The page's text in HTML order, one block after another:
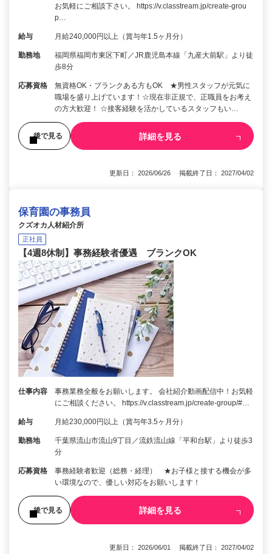
お気軽にご相談下さい。 https://v.classtream.jp/create-grou
p…
給与 月給240,000円以上（賞与年1.5ヶ月分）
勤務地
福岡県福岡市東区下町／JR鹿児島本線「九産大前駅」より徒
歩8分
応募資格
無資格OK・ブランクある方もOK ★男性スタッフが元気に
職場を盛り上げています！☆現在非正規で、正職員をお考え
の方大歓迎！ ☆接客経験を活かしているスタッフもい…
後で見る 詳細を見る
更新日： 2026/06/26 掲載終了日： 2027/04/02
保育園の事務員
クズオカ人材紹介所
正社員
【4週8休制】事務経験者優遇 ブランクOK
仕事内容
事務業務全般をお願いします。 会社紹介動画配信中！お気軽
にご相談ください。 https://v.classtream.jp/create-group/#…
給与 月給230,000円以上（賞与年3.5ヶ月分）
勤務地
千葉県流山市流山9丁目／流鉄流山線「平和台駅」より徒歩3
分
応募資格
事務経験者歓迎（総務・経理） ★お子様と接する機会が多
い環境なので、優しい対応をお願いします！
後で見る 詳細を見る
更新日： 2026/06/01 掲載終了日： 2027/04/02